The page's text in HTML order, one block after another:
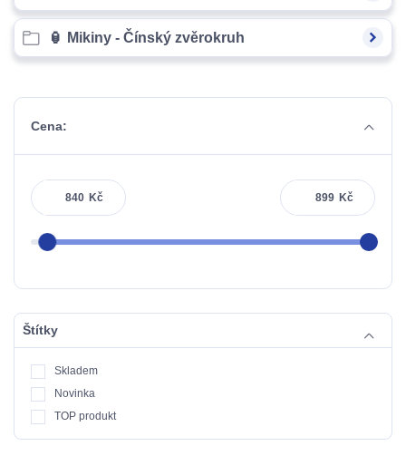
🏮 Mikiny - Čínský zvěrokruh
Cena:
Kč Kč
Štítky
Skladem
Novinka
TOP produkt